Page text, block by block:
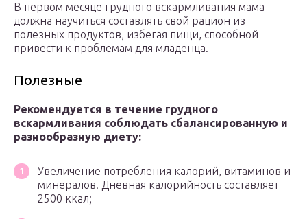
В первом месяце грудного вскармливания мама
должна научиться составлять свой рацион из
полезных продуктов, избегая пищи, способной
привести к проблемам для младенца.
Полезные
Рекомендуется в течение грудного
вскармливания соблюдать сбалансированную и
разнообразную диету:
Увеличение потребления калорий, витаминов и
минералов. Дневная калорийность составляет
2500 ккал;